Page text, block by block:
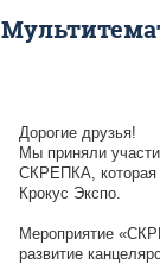
Дорогие друзья!
Мы приняли
СКРЕПКА,
Крокус Экспо.
Мероприятие
развитие